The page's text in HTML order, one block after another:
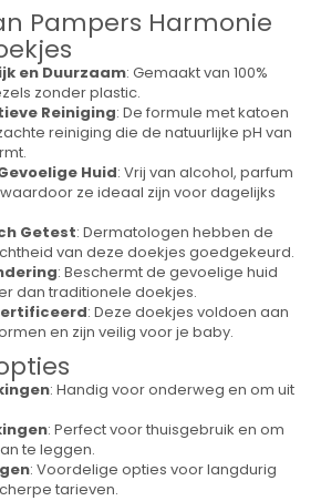
Pampers Harmonie
en Duurzaam: Gemaakt van 100%
zonder plastic.
Reiniging: De formule met katoen
reiniging die de natuurlijke pH van
Huid: Vrij van alcohol, parfum
ze ideaal zijn voor dagelijks
Getest: Dermatologen hebben de
van deze doekjes goedgekeurd.
: Beschermt de gevoelige huid
dan traditionele doekjes.
: Deze doekjes voldoen aan
en zijn veilig voor je baby.
: Handig voor onderweg en om uit
: Perfect voor thuisgebruik en om
te leggen.
: Voordelige opties voor langdurig
tarieven.